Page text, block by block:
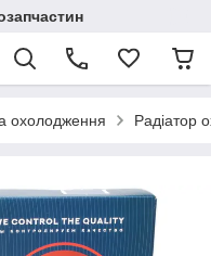
охолодження Радіатор